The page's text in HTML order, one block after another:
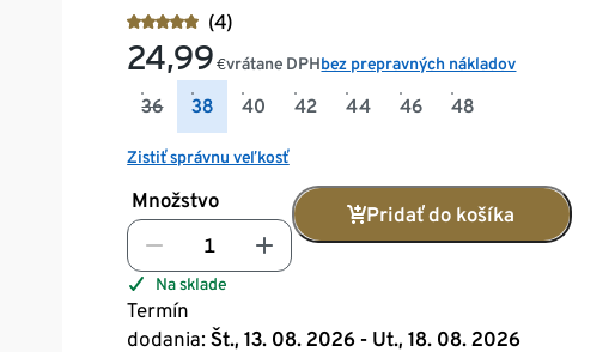
(4)
24,99 €vrátane DPHbez prepravných nákladov
36 38 40 42 44 46 48
Zistiť správnu veľkosť
Množstvo
Pridať do košíka
Na sklade
Termín
dodania: Št., 13. 08. 2026 - Ut., 18. 08. 2026